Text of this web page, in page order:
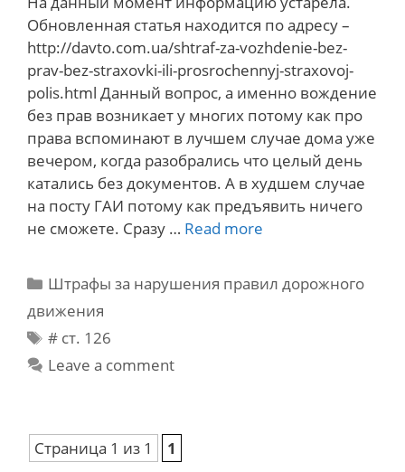
Обновленная статья находится по адресу –
http://davto.com.ua/shtraf-za-vozhdenie-bez-
prav-bez-straxovki-ili-prosrochennyj-straxovoj-
polis.html Данный вопрос, а именно вождение
без прав возникает у многих потому как про
права вспоминают в лучшем случае дома уже
вечером, когда разобрались что целый день
катались без документов. А в худшем случае
на посту ГАИ потому как предъявить ничего
не сможете. Сразу … Read more
автомобиля
Categories
Штрафы за нарушения правил дорожного
движения
Tags
# cт. 126
Leave a comment
Страница 1 из 1 1